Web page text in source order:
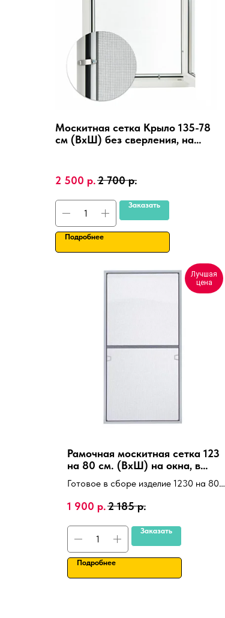
Москитная сетка Крыло 135-78
см (ВхШ) без сверления, на
2 500 р.2 700 р.
Заказать
Подробнее
Лучшая
цена
Рамочная москитная сетка 123
на 80 см. (ВхШ) на окна, в
сборе, с креплениями.
Готовое в сборе изделие 1230 на 800
1 900 р.2 185 р.
Заказать
Подробнее